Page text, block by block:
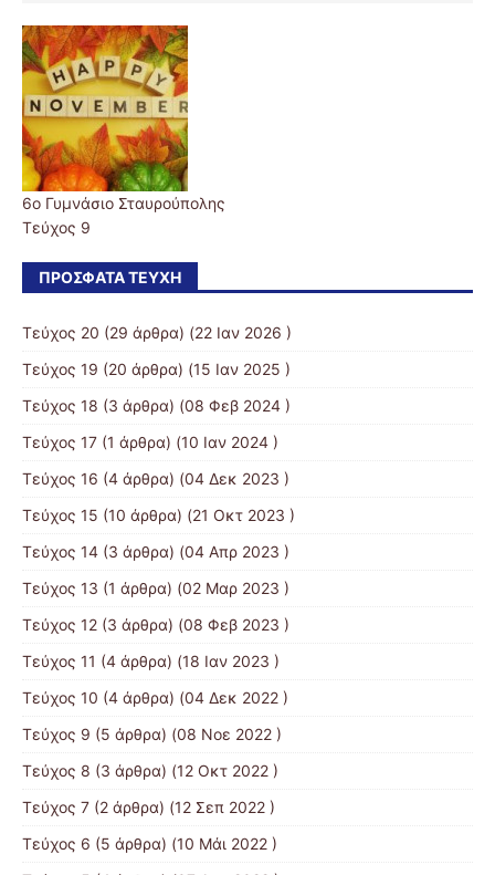
6ο Γυμνάσιο Σταυρούπολης
Τεύχος 9
ΠΡΌΣΦΑΤΑ ΤΕΎΧΗ
Τεύχος 20 (29 άρθρα) (22 Ιαν 2026 )
Τεύχος 19 (20 άρθρα) (15 Ιαν 2025 )
Τεύχος 18 (3 άρθρα) (08 Φεβ 2024 )
Τεύχος 17 (1 άρθρα) (10 Ιαν 2024 )
Τεύχος 16 (4 άρθρα) (04 Δεκ 2023 )
Τεύχος 15 (10 άρθρα) (21 Οκτ 2023 )
Τεύχος 14 (3 άρθρα) (04 Απρ 2023 )
Τεύχος 13 (1 άρθρα) (02 Μαρ 2023 )
Τεύχος 12 (3 άρθρα) (08 Φεβ 2023 )
Τεύχος 11 (4 άρθρα) (18 Ιαν 2023 )
Τεύχος 10 (4 άρθρα) (04 Δεκ 2022 )
Τεύχος 9 (5 άρθρα) (08 Νοε 2022 )
Τεύχος 8 (3 άρθρα) (12 Οκτ 2022 )
Τεύχος 7 (2 άρθρα) (12 Σεπ 2022 )
Τεύχος 6 (5 άρθρα) (10 Μάι 2022 )